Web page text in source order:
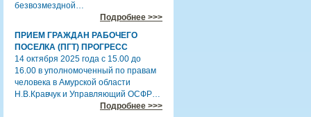
безвозмездной…
Подробнее >>>
ПРИЕМ ГРАЖДАН РАБОЧЕГО
ПОСЕЛКА (ПГТ) ПРОГРЕСС
14 октября 2025 года с 15.00 до
16.00 в уполномоченный по правам
человека в Амурской области
Н.В.Кравчук и Управляющий ОСФР…
Подробнее >>>